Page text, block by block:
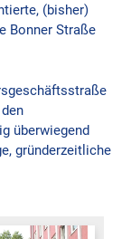
(bisher)
Bonner Straße
überwiegend
gründerzeitliche